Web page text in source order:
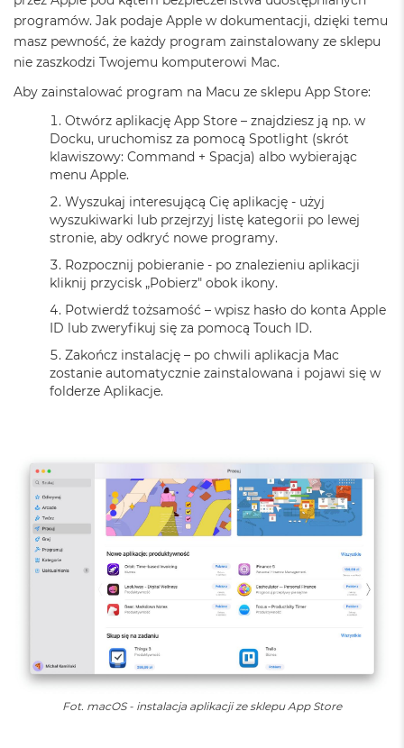
ł
u
g
p
o
j
m
n
o
ś
c
i
d
y
k
u
M
a
c
B
o
o
o
G
k
e
programów. Jak podaje Apple w dokumentacji, dzięki temu
masz pewność, że każdy program zainstalowany ze sklepu
nie zaszkodzi Twojemu komputerowi Mac.
Aby zainstalować program na Macu ze sklepu App Store:
Otwórz aplikację App Store – znajdziesz ją np. w
Docku, uruchomisz za pomocą Spotlight (skrót
klawiszowy: Command + Spacja) albo wybierając
menu Apple.
Wyszukaj interesującą Cię aplikację - użyj
wyszukiwarki lub przejrzyj listę kategorii po lewej
stronie, aby odkryć nowe programy.
Rozpocznij pobieranie - po znalezieniu aplikacji
kliknij przycisk „Pobierz" obok ikony.
Potwierdź tożsamość – wpisz hasło do konta Apple
ID lub zweryfikuj się za pomocą Touch ID.
Zakończ instalację – po chwili aplikacja Mac
zostanie automatycznie zainstalowana i pojawi się w
folderze Aplikacje.
Fot. macOS - instalacja aplikacji ze sklepu App Store